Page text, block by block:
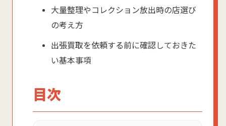
大量整理やコレクション放出時の店選び
の考え方
出張買取を依頼する前に確認しておきた
い基本事項
目次